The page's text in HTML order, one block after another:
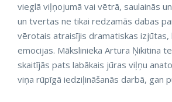
vieglā viļņojumā vai vētrā, saulainās
un tvertas ne tikai redzamās dabas
vērotais atraisījis dramatiskas izjūtas,
emocijas. Mākslinieka Artura Ņikitina
skaitījās pats labākais jūras viļņu
viņa rūpīgā iedziļināšanās darbā, gan